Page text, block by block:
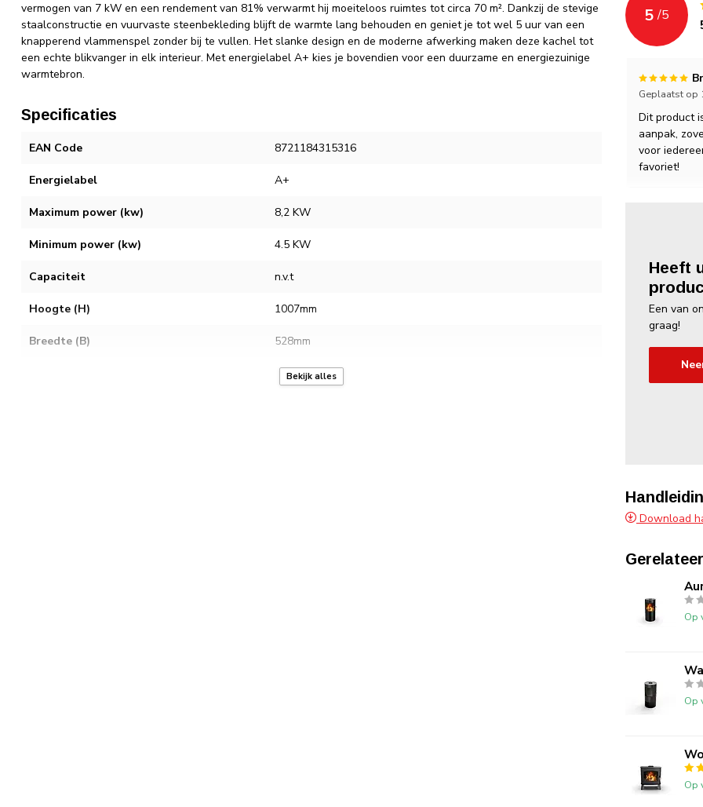
vermogen van 7 kW en een rendement van 81% verwarmt hij moeiteloos ruimtes tot circa 70 m². Dankzij de stevige
staalconstructie en vuurvaste steenbekleding blijft de warmte lang behouden en geniet je tot wel 5 uur van een
knapperend vlammenspel zonder bij te vullen. Het slanke design en de moderne afwerking maken deze kachel tot
een echte blikvanger in elk interieur. Met energielabel A+ kies je bovendien voor een duurzame en energiezuinige
warmtebron.
Specificaties
EAN Code 8721184315316
Energielabel A+
Maximum power (kw) 8,2 KW
Minimum power (kw) 4.5 KW
Capaciteit n.v.t
Hoogte (H) 1007mm
Breedte (B) 528mm
490mm
Bekijk alles
5 /5
Geplaatst op
Dit product
aanpak,
voor
favoriet!
Heeft
Een van
graag!
Download
Op
Op
Op